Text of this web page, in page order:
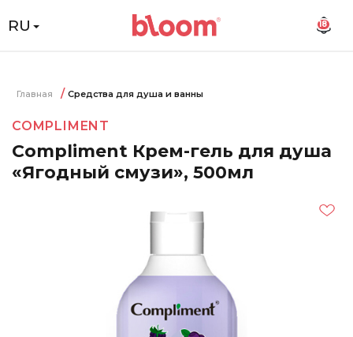
RU 18
Главная Средства для душа и ванны
COMPLIMENT
Compliment Крем-гель для душа
«Ягодный смузи», 500мл